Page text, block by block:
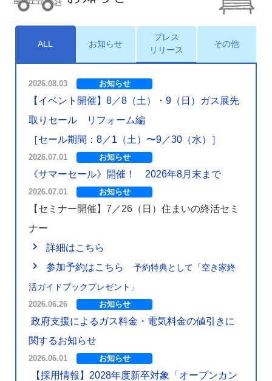
ALL お知らせ
プレス
リリース
その他
2026.08.03 お知らせ
【イベント開催】8／8（土）・9（日）ガス展先
取りセール リフォーム編
［セール期間：8／1（土）〜9／30（水）］
2026.07.01 お知らせ
《サマーセール》開催！ 2026年8月末まで
2026.07.01 お知らせ
【セミナー開催】7／26（日）住まいの終活セミ
ナー
navigate_next 詳細はこちら
navigate_next 参加予約はこちら 予約特典として「空き家終
活ガイドブックプレゼント」
2026.06.26
お知らせ
政府支援によるガス料金・電気料金の値引きに
関するお知らせ
2026.06.01 お知らせ
【採用情報】2028年度新卒対象「オープンカン